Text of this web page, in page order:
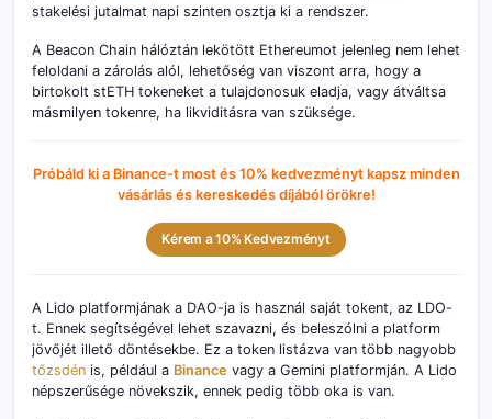
stakelési jutalmat napi szinten osztja ki a rendszer.
A Beacon Chain hálóztán lekötött Ethereumot jelenleg nem lehet
feloldani a zárolás alól, lehetőség van viszont arra, hogy a
birtokolt stETH tokeneket a tulajdonosuk eladja, vagy átváltsa
másmilyen tokenre, ha likviditásra van szüksége.
Próbáld ki a Binance-t most és 10% kedvezményt kapsz minden
vásárlás és kereskedés díjából örökre!
Kérem a 10% Kedvezményt
A Lido platformjának a DAO-ja is használ saját tokent, az LDO-
t. Ennek segítségével lehet szavazni, és beleszólni a platform
jövőjét illető döntésekbe. Ez a token listázva van több nagyobb
tőzsdén is, például a Binance vagy a Gemini platformján. A Lido
népszerűsége növekszik, ennek pedig több oka is van.